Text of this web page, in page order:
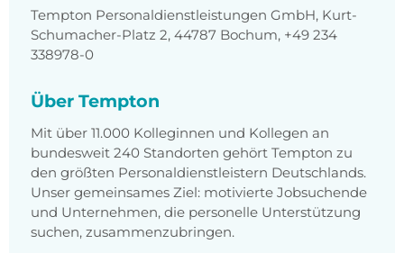
Tempton Personaldienstleistungen GmbH, Kurt-
Schumacher-Platz 2, 44787 Bochum, +49 234
338978-0
Über Tempton
Mit über 11.000 Kolleginnen und Kollegen an
bundesweit 240 Standorten gehört Tempton zu
den größten Personaldienstleistern Deutschlands.
Unser gemeinsames Ziel: motivierte Jobsuchende
und Unternehmen, die personelle Unterstützung
suchen, zusammenzubringen.